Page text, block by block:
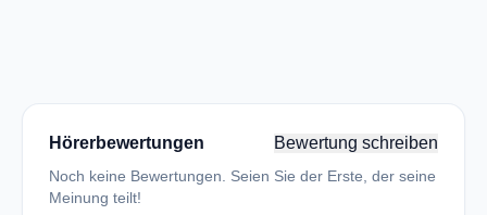
Hörerbewertungen Bewertung schreiben
Noch keine Bewertungen. Seien Sie der Erste, der seine
Meinung teilt!